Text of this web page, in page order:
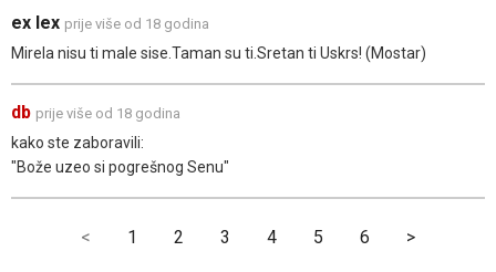
ex lex prije više od 18 godina
Mirela nisu ti male sise.Taman su ti.Sretan ti Uskrs! (Mostar)
db prije više od 18 godina
kako ste zaboravili:
"Bože uzeo si pogrešnog Senu"
< 1 2 3 4 5 6 >